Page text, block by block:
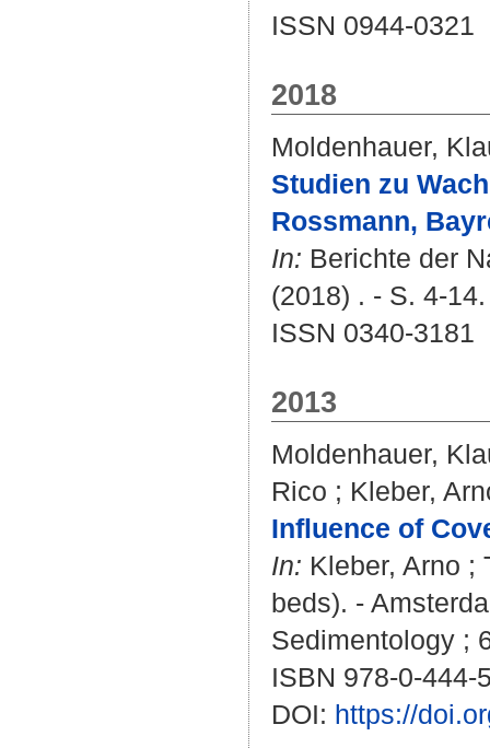
ISSN 0944-0321
2018
Moldenhauer,
Studien zu
Rossmann,
In: Berichte der
(2018) . - S. 4-14.
ISSN 0340-3181
2013
Moldenhauer,
Rico ; Kleber,
Influence of
In: Kleber, Arno ;
beds). -
Sedimentology ;
ISBN 978-0-444-
DOI: https://